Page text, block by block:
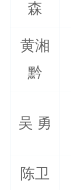
森
黄湘
黔
吴 勇
陈卫